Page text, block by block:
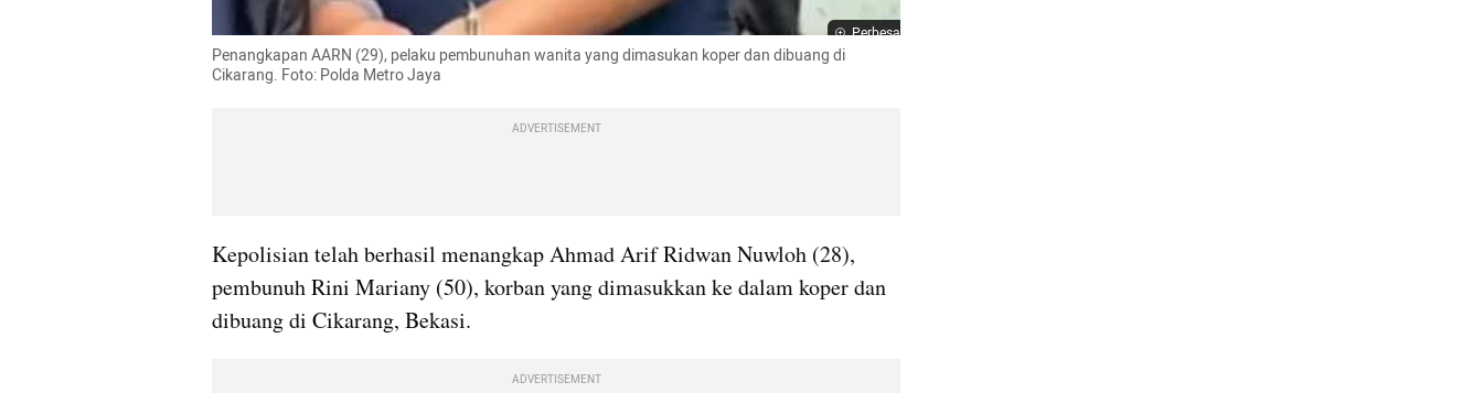
Perbesar
Penangkapan AARN (29), pelaku pembunuhan wanita yang dimasukan koper dan dibuang di
Cikarang. Foto: Polda Metro Jaya
ADVERTISEMENT
Kepolisian telah berhasil menangkap Ahmad Arif Ridwan Nuwloh (28),
pembunuh Rini Mariany (50), korban yang dimasukkan ke dalam koper dan
dibuang di Cikarang, Bekasi.
ADVERTISEMENT